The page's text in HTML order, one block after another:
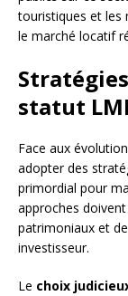
touristiques et les
le marché locatif
statut
Face aux
adopter des
primordial pour
approches
patrimoniaux et
investisseur.
Le choix